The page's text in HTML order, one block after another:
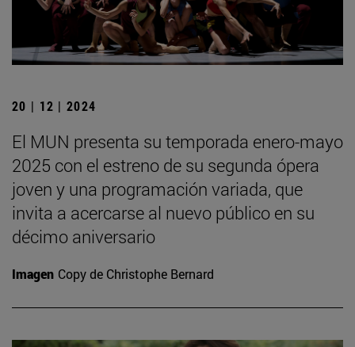
20 | 12 | 2024
El MUN presenta su temporada enero-mayo
2025 con el estreno de su segunda ópera
joven y una programación variada, que
invita a acercarse al nuevo público en su
décimo aniversario
Imagen Copy de Christophe Bernard